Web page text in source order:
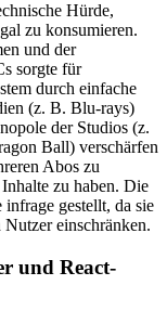
Hürde,
zu konsumieren.
und der
sorgte für
durch einfache
(z. B. Blu-rays)
der Studios (z.
Ball) verschärfen
Abos zu
zu haben. Die
gestellt, da sie
einschränken.
und React-